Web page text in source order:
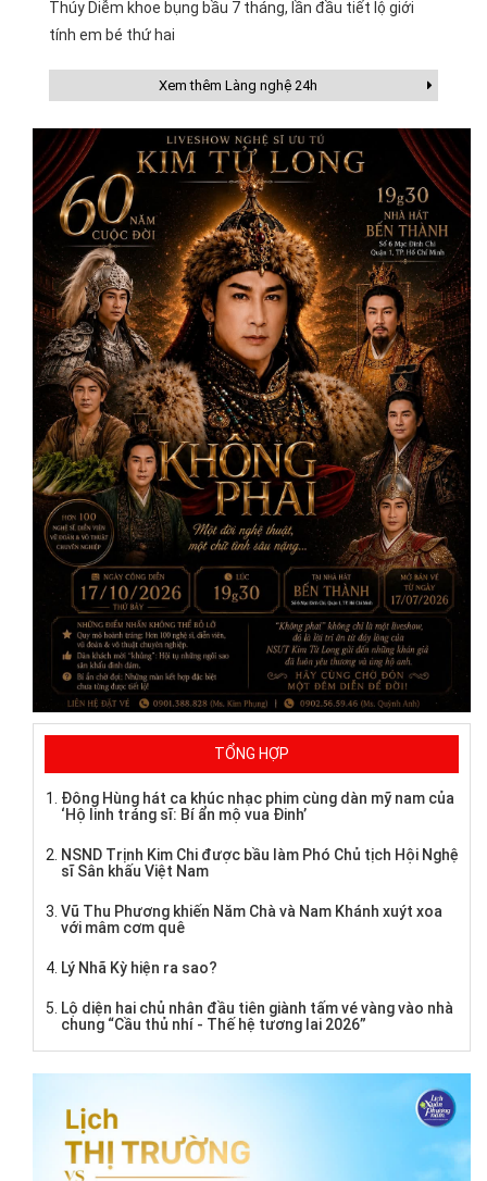
Thúy Diễm khoe bụng bầu 7 tháng, lần đầu tiết lộ giới
tính em bé thứ hai
Xem thêm Làng nghệ 24h
TỔNG HỢP
Đông Hùng hát ca khúc nhạc phim cùng dàn mỹ nam của
‘Hộ linh tráng sĩ: Bí ẩn mộ vua Đinh’
NSND Trịnh Kim Chi được bầu làm Phó Chủ tịch Hội Nghệ
sĩ Sân khấu Việt Nam
Vũ Thu Phương khiến Năm Chà và Nam Khánh xuýt xoa
với mâm cơm quê
Lý Nhã Kỳ hiện ra sao?
Lộ diện hai chủ nhân đầu tiên giành tấm vé vàng vào nhà
chung “Cầu thủ nhí - Thế hệ tương lai 2026”